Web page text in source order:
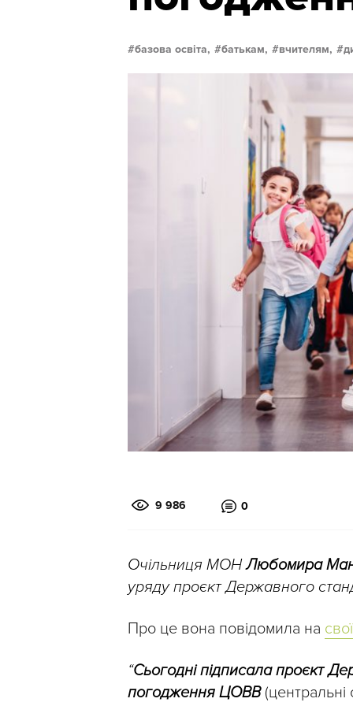
базова освіта, батькам, вчителям,
9 986 0
Очільниця МОНЛюбомира
уряду проєкт Державного
Про це вона повідомила на
“Сьогодні підписала проєкт
погодження ЦОВВ